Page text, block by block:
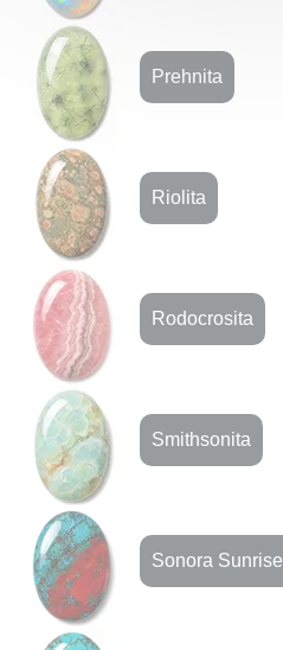
Prehnita
Riolita
Rodocrosita
Smithsonita
Sonora Sunrise